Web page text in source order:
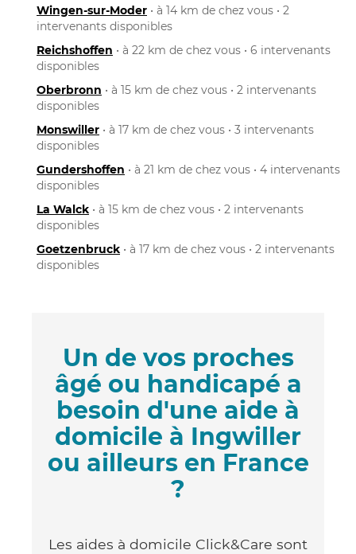
Wingen-sur-Moder • à 14 km de chez vous • 2
intervenants disponibles
Reichshoffen • à 22 km de chez vous • 6 intervenants
disponibles
Oberbronn • à 15 km de chez vous • 2 intervenants
disponibles
Monswiller • à 17 km de chez vous • 3 intervenants
disponibles
Gundershoffen • à 21 km de chez vous • 4 intervenants
disponibles
La Walck • à 15 km de chez vous • 2 intervenants
disponibles
Goetzenbruck • à 17 km de chez vous • 2 intervenants
disponibles
Un de vos proches
âgé ou handicapé a
besoin d'une aide à
domicile à Ingwiller
ou ailleurs en France
?
Les aides à domicile Click&Care sont